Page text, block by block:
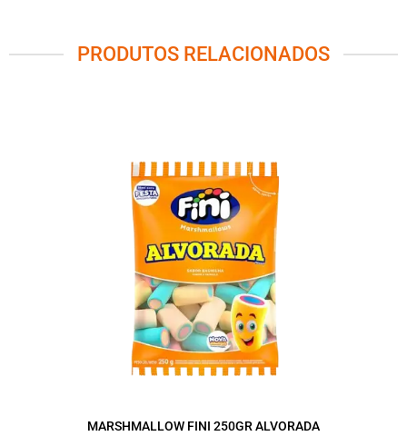
PRODUTOS RELACIONADOS
MARSHMALLOW FINI 250GR ALVORADA